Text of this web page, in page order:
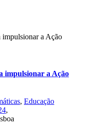
impulsionar a Ação
, Educação
,